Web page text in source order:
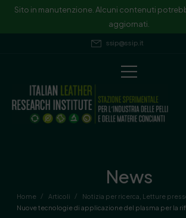
Sito in manutenzione. Alcuni contenuti
aggiornati.
ssip@ssip.it
News
Home / Articoli / Notizia per ricerca Letture
Nuove tecnologie di applicazione del plasma per la